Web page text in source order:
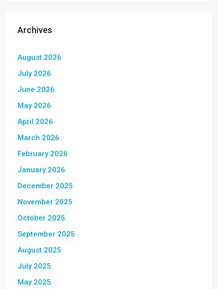
Archives
August 2026
July 2026
June 2026
May 2026
April 2026
March 2026
February 2026
January 2026
December 2025
November 2025
October 2025
September 2025
August 2025
July 2025
May 2025